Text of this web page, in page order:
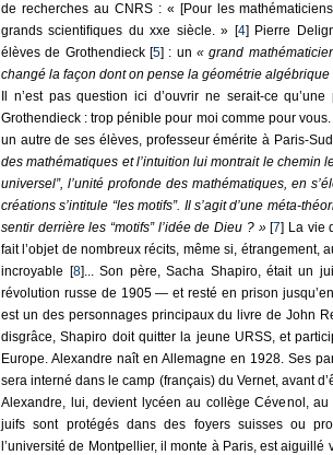
de recherches au CNRS : « [Pour les
grands scientiﬁques du xxe siècle. » [4] Pierre
élèves de Grothendieck [5] : un « grand
changé la façon dont on pense la géométrie algébrique
Il n’est pas question ici d’ouvrir ne serait-ce
Grothendieck : trop pénible pour moi comme pour
un autre de ses élèves, professeur émérite à Paris-
des mathématiques et l’intuition lui montrait le chemin
universel”, l’unité profonde des mathématiques, en
créations s’intitule “les motifs”. Il s’agit d’une méta-
sentir derrière les “motifs” l’idée de Dieu ? »[7] La vie
fait l’objet de nombreux récits, même si, étrangement,
incroyable [8]... Son père, Sacha Shapiro, était un
révolution russe de 1905 — et resté en prison
est un des personnages principaux du livre de John
disgrâce, Shapiro doit quitter la jeune URSS, et
Europe. Alexandre naît en Allemagne en 1928. Ses
sera interné dans le camp (français) du Vernet, avant
Alexandre, lui, devient lycéen au collège Cévenol,
juifs sont protégés dans des foyers suisses ou
l’université de Montpellier, il monte à Paris, est